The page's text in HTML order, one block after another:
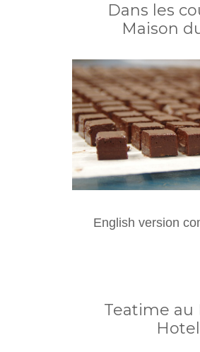
Dans les
Maison
English version
Teatime au